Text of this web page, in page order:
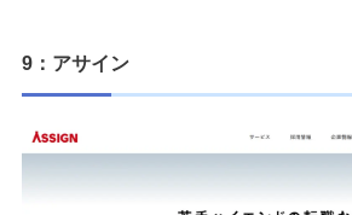
9：アサイン